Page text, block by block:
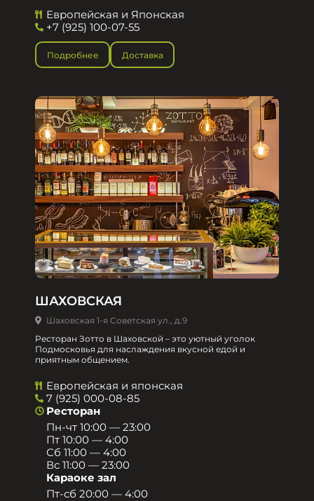
Европейская и Японская
+7 (925) 100-07-55
Подробнее Доставка
ШАХОВСКАЯ
Шаховская 1-я Советская ул., д.9
Ресторан Зотто в Шаховской – это уютный уголок
Подмосковья для наслаждения вкусной едой и
приятным общением.​
Европейская и японская
7 (925) 000-08-85
Ресторан
Пн-чт 10:00 — 23:00
Пт 10:00 — 4:00
Сб 11:00 — 4:00
Вс 11:00 — 23:00
Караоке зал
Пт-сб 20:00 — 4:00